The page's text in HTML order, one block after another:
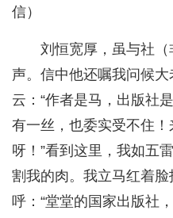
信）
刘恒宽厚，虽与社
声。信中他还嘱我问候
云：“作者是马，出版社
有一丝，也委实受不住
呀！”看到这里，我如五
割我的肉。我立马红着
呼：“堂堂的国家出版社